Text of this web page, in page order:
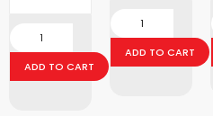
ADD TO CART
ADD TO CART